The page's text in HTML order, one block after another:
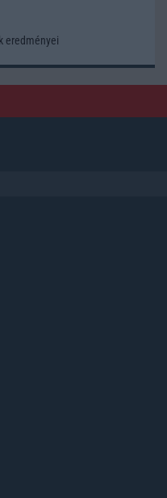
eredményei